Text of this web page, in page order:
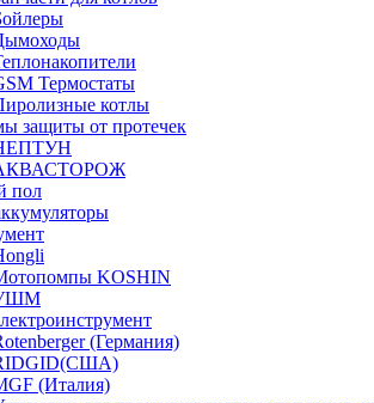
Термостаты
котлы
защиты от протечек
пол
KOSHIN
(Германия)
(Италия)